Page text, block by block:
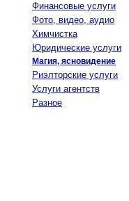
Финансовые услуги
Фото, видео, аудио
Химчистка
Юридические услуги
Магия, ясновидение
Риэлторские услуги
Услуги агентств
Разное